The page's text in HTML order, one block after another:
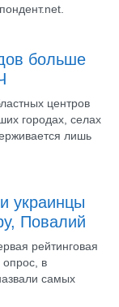
больше
центров
городах, селах
лишь
украинцы
Повалий
рейтинговая
в
самых